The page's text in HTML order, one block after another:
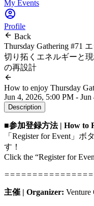
My Events
Profile
Back
Thursday Gathering #71
切り拓くエネルギーと
の再設計
How to enjoy Thursday
Jun 4, 2026, 5:00 PM -
Description
■参加登録方法 | How to
「Register for Event」
す！
Click the “Register for
主催 | Organizer: Venture